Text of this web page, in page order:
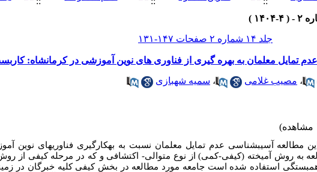
جلد ۱۴ شماره ۲ صفحات ۱۴۷-۱۳۱
تمایل معلمان به بهره گیری از فناوری های نوین آموزشی در کرمانشاه:
، مصیب غلامی ، سمیه شهبازی
مطالعه آسیب­شناسی عدم تمایل معلمان نسبت به به­کارگیری فناوری­های نوین
به روش آمیخته (کیفی-کمی) از نوع متوالی- اکتشافی و که در مرحله کیفی از روش
استفاده شده است جامعه مورد مطالعه در بخش کیفی کلیه خبرگان در